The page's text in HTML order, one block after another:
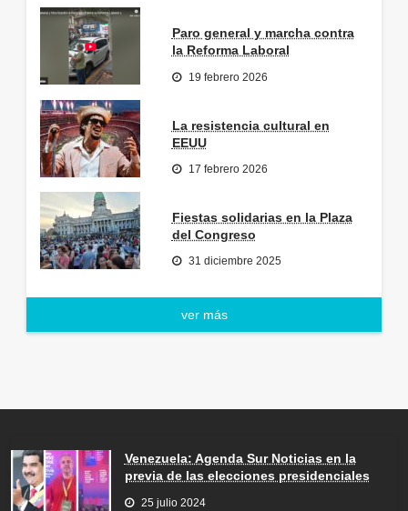
Paro general y marcha contra
la Reforma Laboral
19 febrero 2026
La resistencia cultural en
EEUU
17 febrero 2026
Fiestas solidarias en la Plaza
del Congreso
31 diciembre 2025
ver más
Venezuela: Agenda Sur Noticias en la
previa de las elecciones presidenciales
25 julio 2024